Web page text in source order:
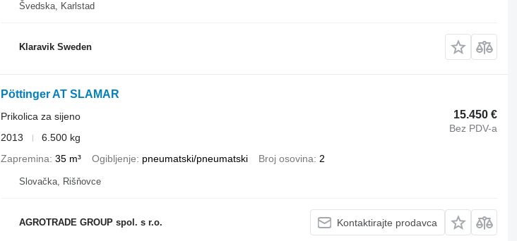
Švedska, Karlstad
Klaravik Sweden
Pöttinger AT SLAMAR
15.450 €
Bez PDV-a
Prikolica za sijeno
2013
6.500 kg
Zapremina 35 m³ Ogibljenje pneumatski/pneumatski Broj osovina 2
Slovačka, Rišňovce
AGROTRADE GROUP spol. s r.o. Kontaktirajte prodavca